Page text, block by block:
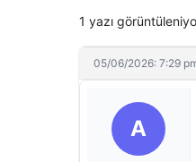
1 yazı
05/06/2026: 7:29
A